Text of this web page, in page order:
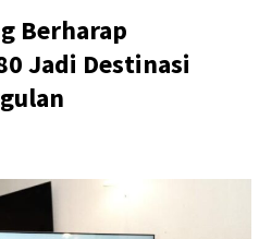
Berharap
Jadi Destinasi